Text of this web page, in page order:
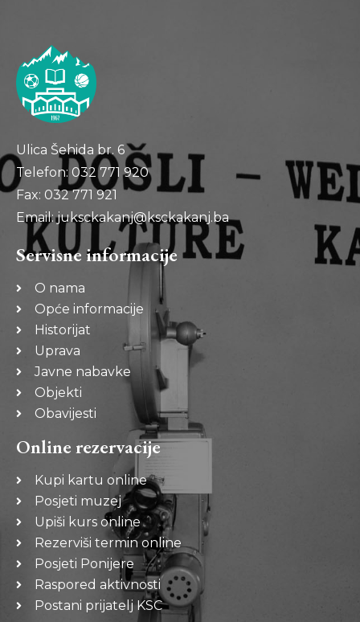
Ulica Šehida br. 6
Telefon: 032 771 920
Fax: 032 771 921
Email: juksckakanj@ksckakanj.ba
Servisne informacije
O nama
Opće informacije
Historijat
Uprava
Javne nabavke
Objekti
Obavijesti
Online rezervacije
Kupi kartu online
Posjeti muzej
Upiši kurs online
Rezerviši termin online
Posjeti Ponijere
Raspored aktivnosti
Postani prijatelj KSC